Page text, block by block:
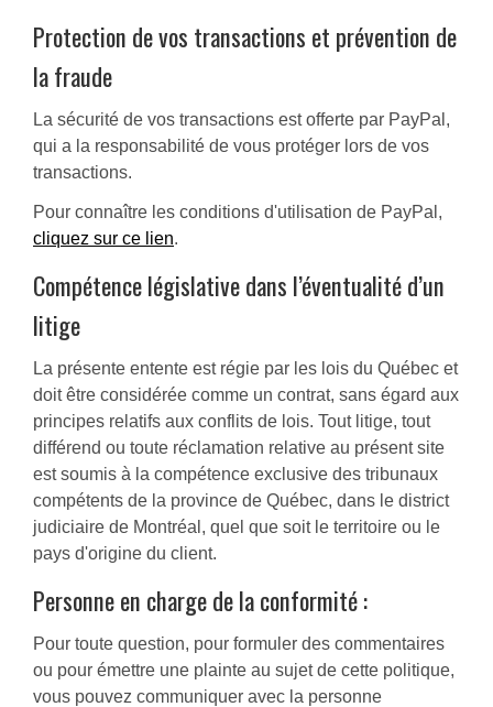
Protection de vos transactions et prévention de
la fraude
La sécurité de vos transactions est offerte par PayPal,
qui a la responsabilité de vous protéger lors de vos
transactions.
Pour connaître les conditions d'utilisation de PayPal,
cliquez sur ce lien.
Compétence législative dans l’éventualité d’un
litige
La présente entente est régie par les lois du Québec et
doit être considérée comme un contrat, sans égard aux
principes relatifs aux conflits de lois. Tout litige, tout
différend ou toute réclamation relative au présent site
est soumis à la compétence exclusive des tribunaux
compétents de la province de Québec, dans le district
judiciaire de Montréal, quel que soit le territoire ou le
pays d'origine du client.
Personne en charge de la conformité :
Pour toute question, pour formuler des commentaires
ou pour émettre une plainte au sujet de cette politique,
vous pouvez communiquer avec la personne